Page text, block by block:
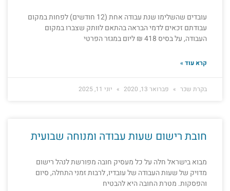
עובדים שהשלימו שנת עבודה אחת (12 חודשים) לפחות במקום
עבודתם זכאים לדמי הבראה בהתאם לוותק שצברו במקום
העבודה, על בסיס 418 ₪ ליום במגזר הפרטי
קרא עוד »
בקרת שכר פברואר 13, 2020 יוני 11, 2025
חובת רישום שעות עבודה ומנוחה שבועית
מבוא בישראל חלה על כל מעסיק חובה מפורשת לנהל רישום
מדויק של שעות העבודה של עובדיו, לרבות זמני התחלה, סיום
והפסקות. מטרת החובה היא להבטיח